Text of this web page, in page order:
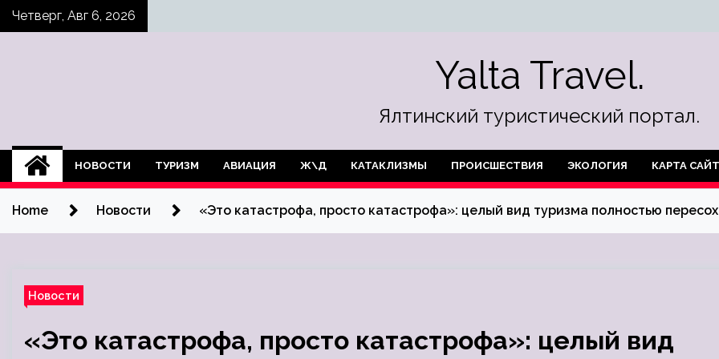
SkipЧетверг, Авг 6, 2026
Yalta Travel.
Ялтинский туристический портал.
НОВОСТИ ТУРИЗМ АВИАЦИЯ Ж\Д КАТАКЛИЗМЫ ПРОИСШЕСТВИЯ ЭКОЛОГИЯ КАРТА
Home Новости «Это катастрофа, просто катастрофа»: целый вид туризма полностью пересох
Новости
«Это катастрофа, просто катастрофа»: целый вид